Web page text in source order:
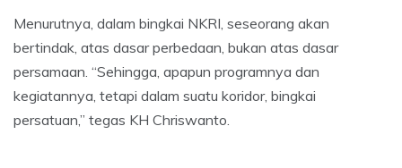
Menurutnya, dalam bingkai NKRI, seseorang akan
bertindak, atas dasar perbedaan, bukan atas dasar
persamaan. “Sehingga, apapun programnya dan
kegiatannya, tetapi dalam suatu koridor, bingkai
persatuan,” tegas KH Chriswanto.